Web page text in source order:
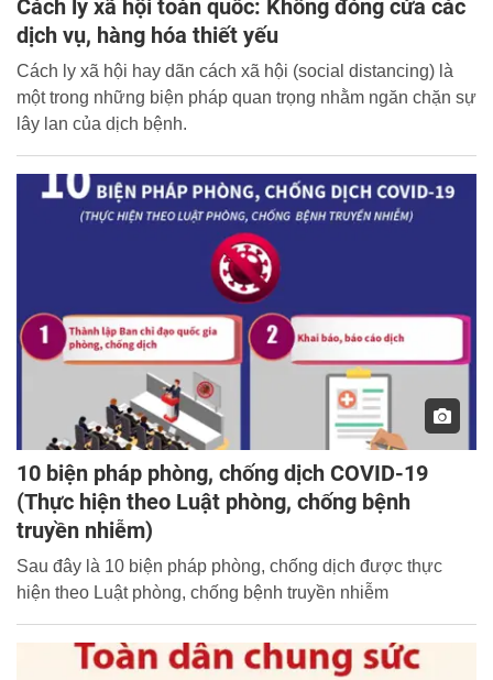
Cách ly xã hội toàn quốc: Không đóng cửa các
dịch vụ, hàng hóa thiết yếu
Cách ly xã hội hay dãn cách xã hội (social distancing) là
một trong những biện pháp quan trọng nhằm ngăn chặn sự
lây lan của dịch bệnh.
10 biện pháp phòng, chống dịch COVID-19
(Thực hiện theo Luật phòng, chống bệnh
truyền nhiễm)
Sau đây là 10 biện pháp phòng, chống dịch được thực
hiện theo Luật phòng, chống bệnh truyền nhiễm